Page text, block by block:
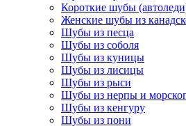
Короткие шубы
Женские шубы из
Шубы из песца
Шубы из соболя
Шубы из куницы
Шубы из лисицы
Шубы из рыси
Шубы из нерпы и
Шубы из кенгуру
Шубы из пони